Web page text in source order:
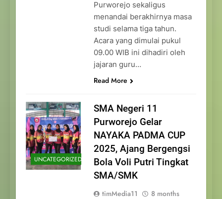
Purworejo sekaligus
menandai berakhirnya masa
studi selama tiga tahun.
Acara yang dimulai pukul
09.00 WIB ini dihadiri oleh
jajaran guru…
Read More
UNCATEGORIZED
SMA Negeri 11
Purworejo Gelar
NAYAKA PADMA CUP
2025, Ajang Bergengsi
Bola Voli Putri Tingkat
SMA/SMK
timMedia11
8 months